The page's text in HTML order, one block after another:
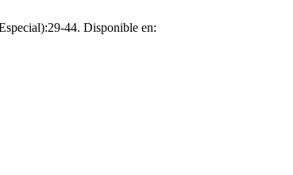
44. Disponible en: